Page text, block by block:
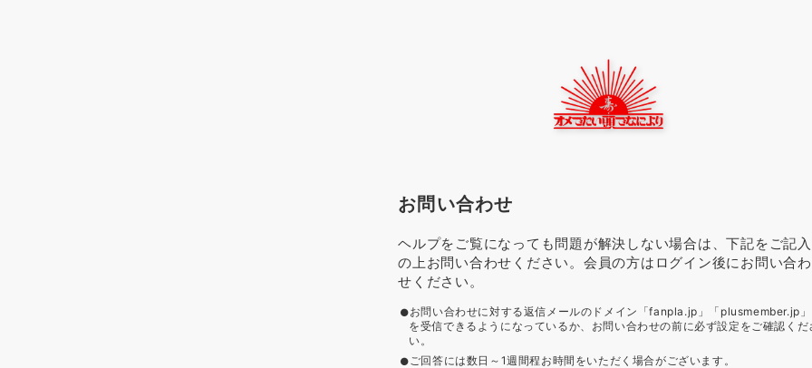
お問い合わせ
ヘルプをご覧になっても問題が解決しない場合は、下記をご記入
の上お問い合わせください。会員の方はログイン後にお問い合わ
せください。
お問い合わせに対する返信メールのドメイン「fanpla.jp」「plusmember.jp」
を受信できるようになっているか、お問い合わせの前に必ず設定をご確認くだ
い。
ご回答には数日～1週間程お時間をいただく場合がございます。